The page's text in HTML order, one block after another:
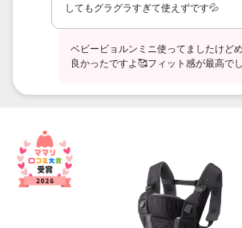
してもグラグラすぎて使えずです💦
ベビービョルンミニ使ってましたけど
良かったですよ🥰フィット感が最高で